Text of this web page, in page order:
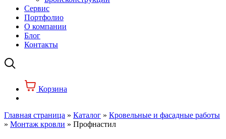
Сервис
Портфолио
О компании
Блог
Контакты
Корзина
Главная страница » Каталог » Кровельные и фасадные работы
» Монтаж кровли » Профнастил